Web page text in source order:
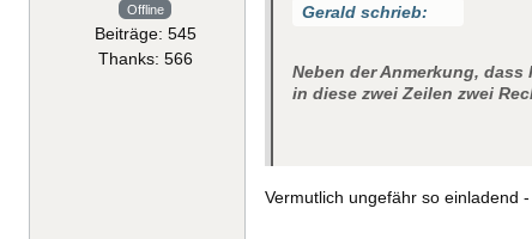
Offline
Beiträge: 545
Thanks: 566
Gerald schrieb:
Neben der Anmerkung,
in diese zwei Zeilen zwei
Vermutlich ungefähr so einladend